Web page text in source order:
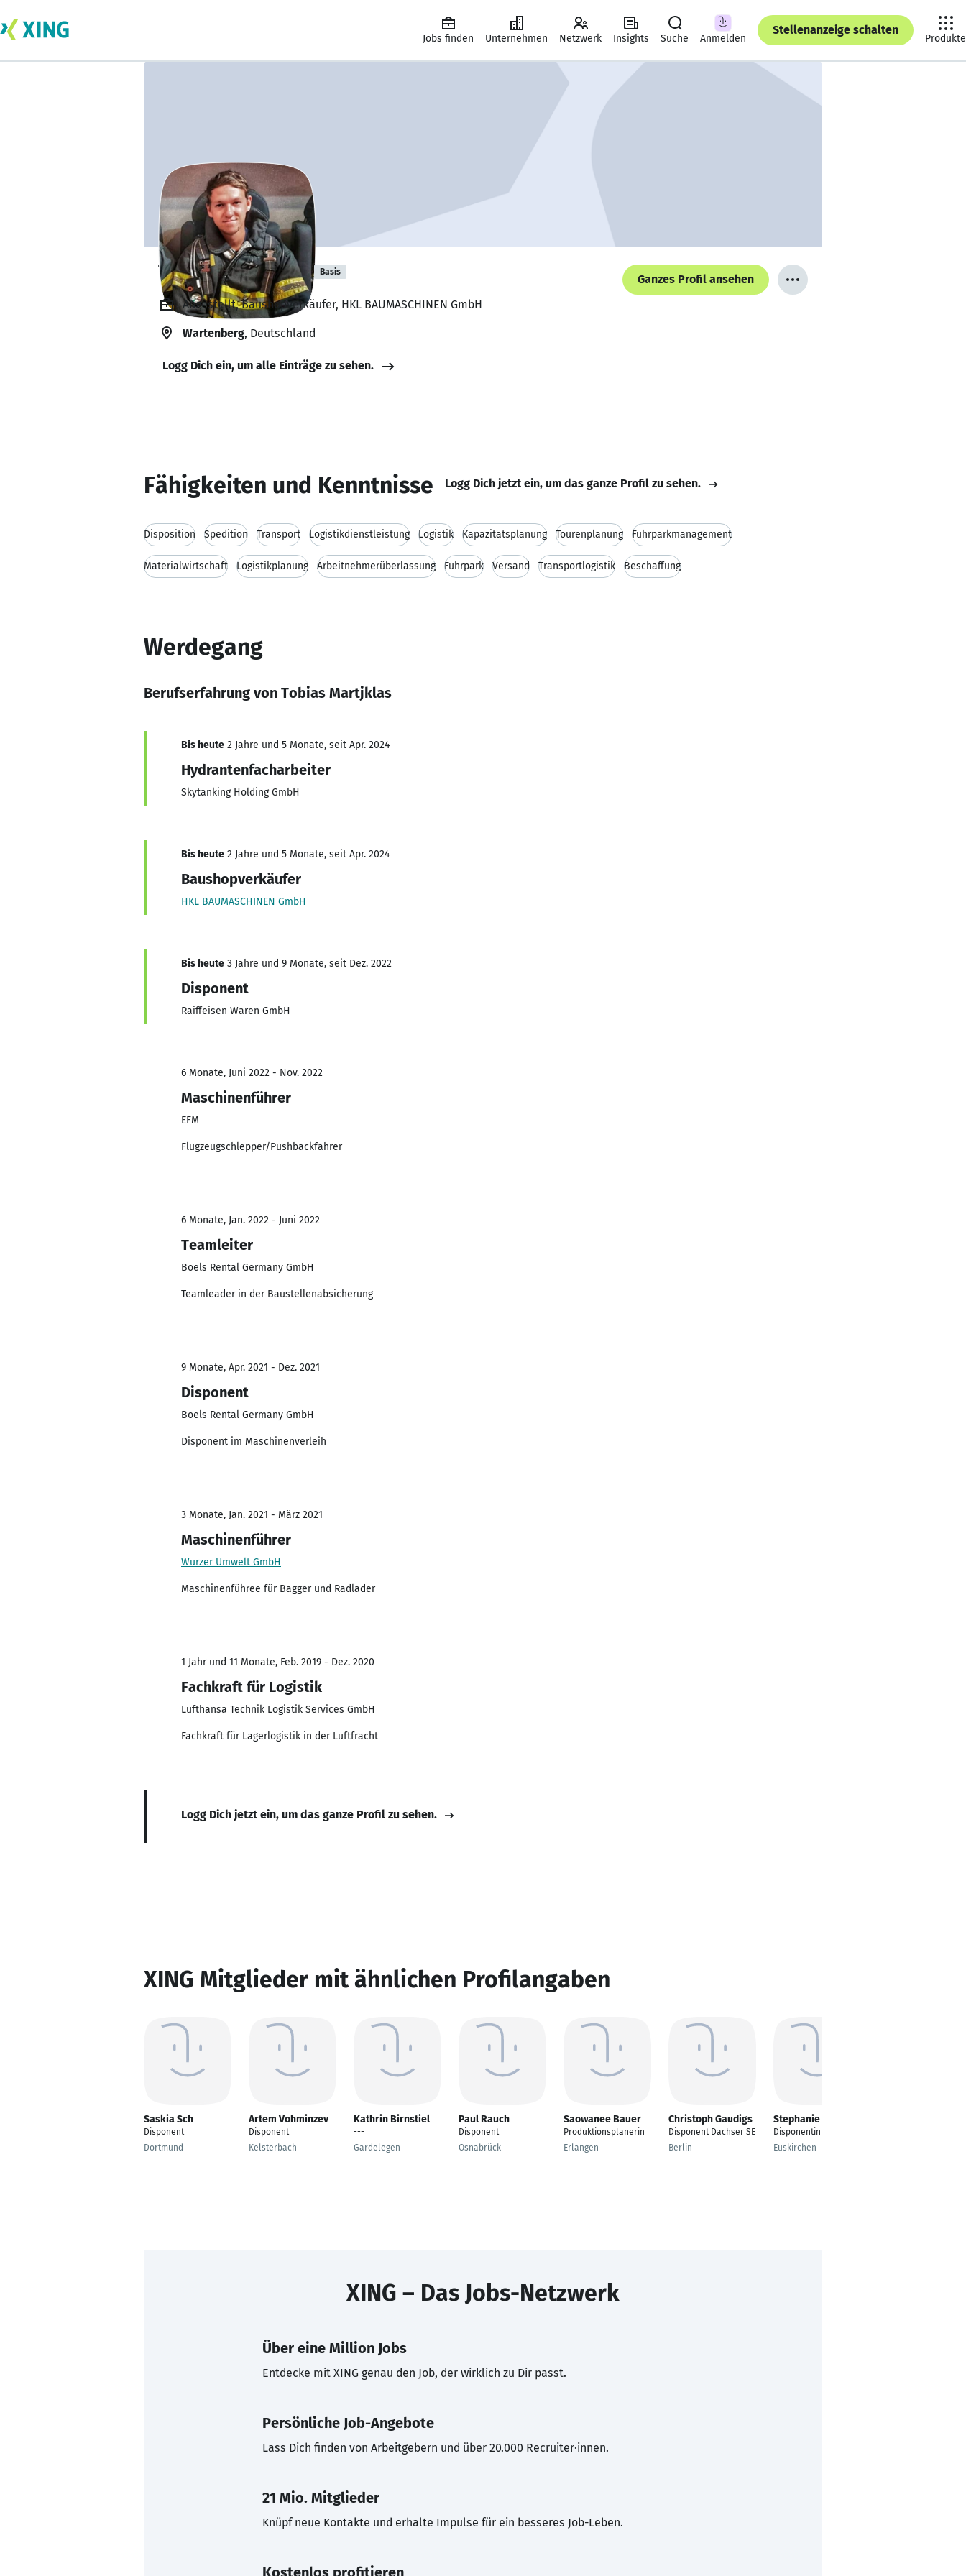
Jobs finden Unternehmen Netzwerk Insights Suche Anmelden
Stellenanzeige schalten
Produkte
Tobias Martjklas Basis
Ganzes Profil ansehen
Angestellt, Baushopverkäufer, HKL BAUMASCHINEN GmbH
Wartenberg, Deutschland
Logg Dich ein, um alle Einträge zu sehen.
Fähigkeiten und Kenntnisse Logg Dich jetzt ein, um das ganze Profil zu sehen.
Disposition Spedition Transport Logistikdienstleistung Logistik Kapazitätsplanung Tourenplanung Fuhrparkmanagement
Materialwirtschaft Logistikplanung Arbeitnehmerüberlassung Fuhrpark Versand Transportlogistik Beschaffung
Werdegang
Berufserfahrung von Tobias Martjklas
Bis heute 2 Jahre und 5 Monate, seit Apr. 2024
Hydrantenfacharbeiter
Skytanking Holding GmbH
Bis heute 2 Jahre und 5 Monate, seit Apr. 2024
Baushopverkäufer
HKL BAUMASCHINEN GmbH
Bis heute 3 Jahre und 9 Monate, seit Dez. 2022
Disponent
Raiffeisen Waren GmbH
6 Monate, Juni 2022 - Nov. 2022
Maschinenführer
EFM
Flugzeugschlepper/Pushbackfahrer
6 Monate, Jan. 2022 - Juni 2022
Teamleiter
Boels Rental Germany GmbH
Teamleader in der Baustellenabsicherung
9 Monate, Apr. 2021 - Dez. 2021
Disponent
Boels Rental Germany GmbH
Disponent im Maschinenverleih
3 Monate, Jan. 2021 - März 2021
Maschinenführer
Wurzer Umwelt GmbH
Maschinenführee für Bagger und Radlader
1 Jahr und 11 Monate, Feb. 2019 - Dez. 2020
Fachkraft für Logistik
Lufthansa Technik Logistik Services GmbH
Fachkraft für Lagerlogistik in der Luftfracht
Logg Dich jetzt ein, um das ganze Profil zu sehen.
XING Mitglieder mit ähnlichen Profilangaben
Saskia Sch
Disponent
Dortmund
Artem Vohminzev
Disponent
Kelsterbach
Kathrin Birnstiel
---
Gardelegen
Paul Rauch
Disponent
Osnabrück
Saowanee Bauer
Produktionsplanerin
Erlangen
Christoph Gaudigs
Disponent Dachser SE
Berlin
Stephanie Heuer
Disponentin
Euskirchen
XING – Das Jobs-Netzwerk
Über eine Million Jobs
Entdecke mit XING genau den Job, der wirklich zu Dir passt.
Persönliche Job-Angebote
Lass Dich finden von Arbeitgebern und über 20.000 Recruiter·innen.
21 Mio. Mitglieder
Knüpf neue Kontakte und erhalte Impulse für ein besseres Job-Leben.
Kostenlos profitieren